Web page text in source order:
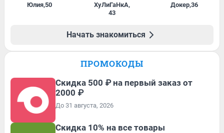
Юлия,50 ХуЛиГаНкА,
43
Докер,36
Начать знакомиться
ПРОМОКОДЫ
Скидка 500 ₽ на первый заказ от
2000 ₽
До 31 августа, 2026
Скидка 10% на все товары